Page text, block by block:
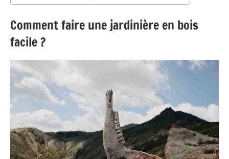
Comment faire une jardinière en bois
facile ?